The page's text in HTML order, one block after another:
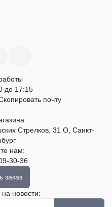
до 17:15
почту
Стрелков, 31 О, Санкт-
нам:
30-36
заказ
новости: